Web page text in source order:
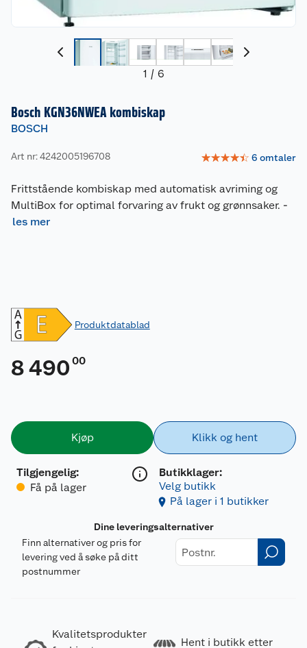
1 / 6
Bosch KGN36NWEA kombiskap
BOSCH
Art nr: 4242005196708 ☆☆☆☆☆ 6 omtaler
Frittstående kombiskap med automatisk avriming og
MultiBox for optimal forvaring av frukt og grønnsaker. -
les mer
Produktdatablad
8 490 00
Kjøp
Tilgjengelig:
Få på lager
Klikk og hent
Butikklager:
Velg butikk
På lager i 1 butikker
Dine leveringsalternativer
Finn alternativer og pris for
levering ved å søke på ditt
postnummer
Kvalitetsprodukter
Hent i butikk etter